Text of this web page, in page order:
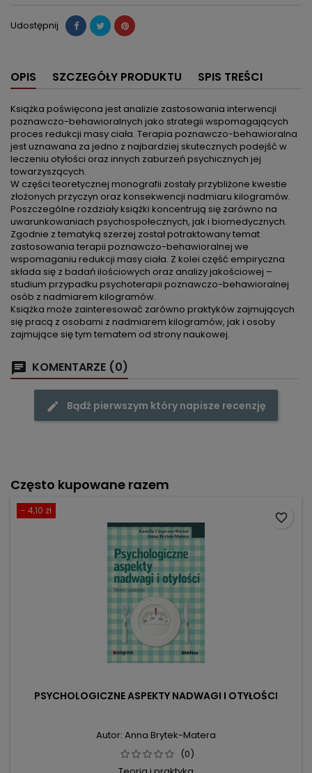
Udostępnij
OPIS SZCZEGÓŁY PRODUKTU SPIS TREŚCI
Książka poświęcona jest analizie zastosowania interwencji
poznawczo-behawioralnych jako strategii wspomagających
proces redukcji masy ciała. Terapia poznawczo-behawioralna
jest uznawana za jedno z najbardziej skutecznych podejść w
leczeniu otyłości oraz innych zaburzeń psychicznych jej
towarzyszących.
W części teoretycznej monografii zostały przybliżone kwestie
złożonych przyczyn oraz konsekwencji nadmiaru kilogramów.
Poszczególne rozdziały książki koncentrują się zarówno na
uwarunkowaniach psychospołecznych, jak i biomedycznych.
Zgodnie z tematyką szerzej został potraktowany temat
zastosowania terapii poznawczo-behawioralnej we
wspomaganiu redukcji masy ciała. Z kolei część empiryczna
składa się z badań ilościowych oraz analizy jakościowej –
studium przypadku psychoterapii poznawczo-behawioralnej
osób z nadmiarem kilogramów.
Książka może zainteresować zarówno praktyków zajmujących
się pracą z osobami z nadmiarem kilogramów, jak i osoby
zajmujące się tym tematem od strony naukowej.
KOMENTARZE (0)
Bądź pierwszym który napisze recenzję
Często kupowane razem
- 4,10 zł
PSYCHOLOGICZNE ASPEKTY NADWAGI I OTYŁOŚCI
Autor: Anna Brytek-Matera
(0)
favorite_border